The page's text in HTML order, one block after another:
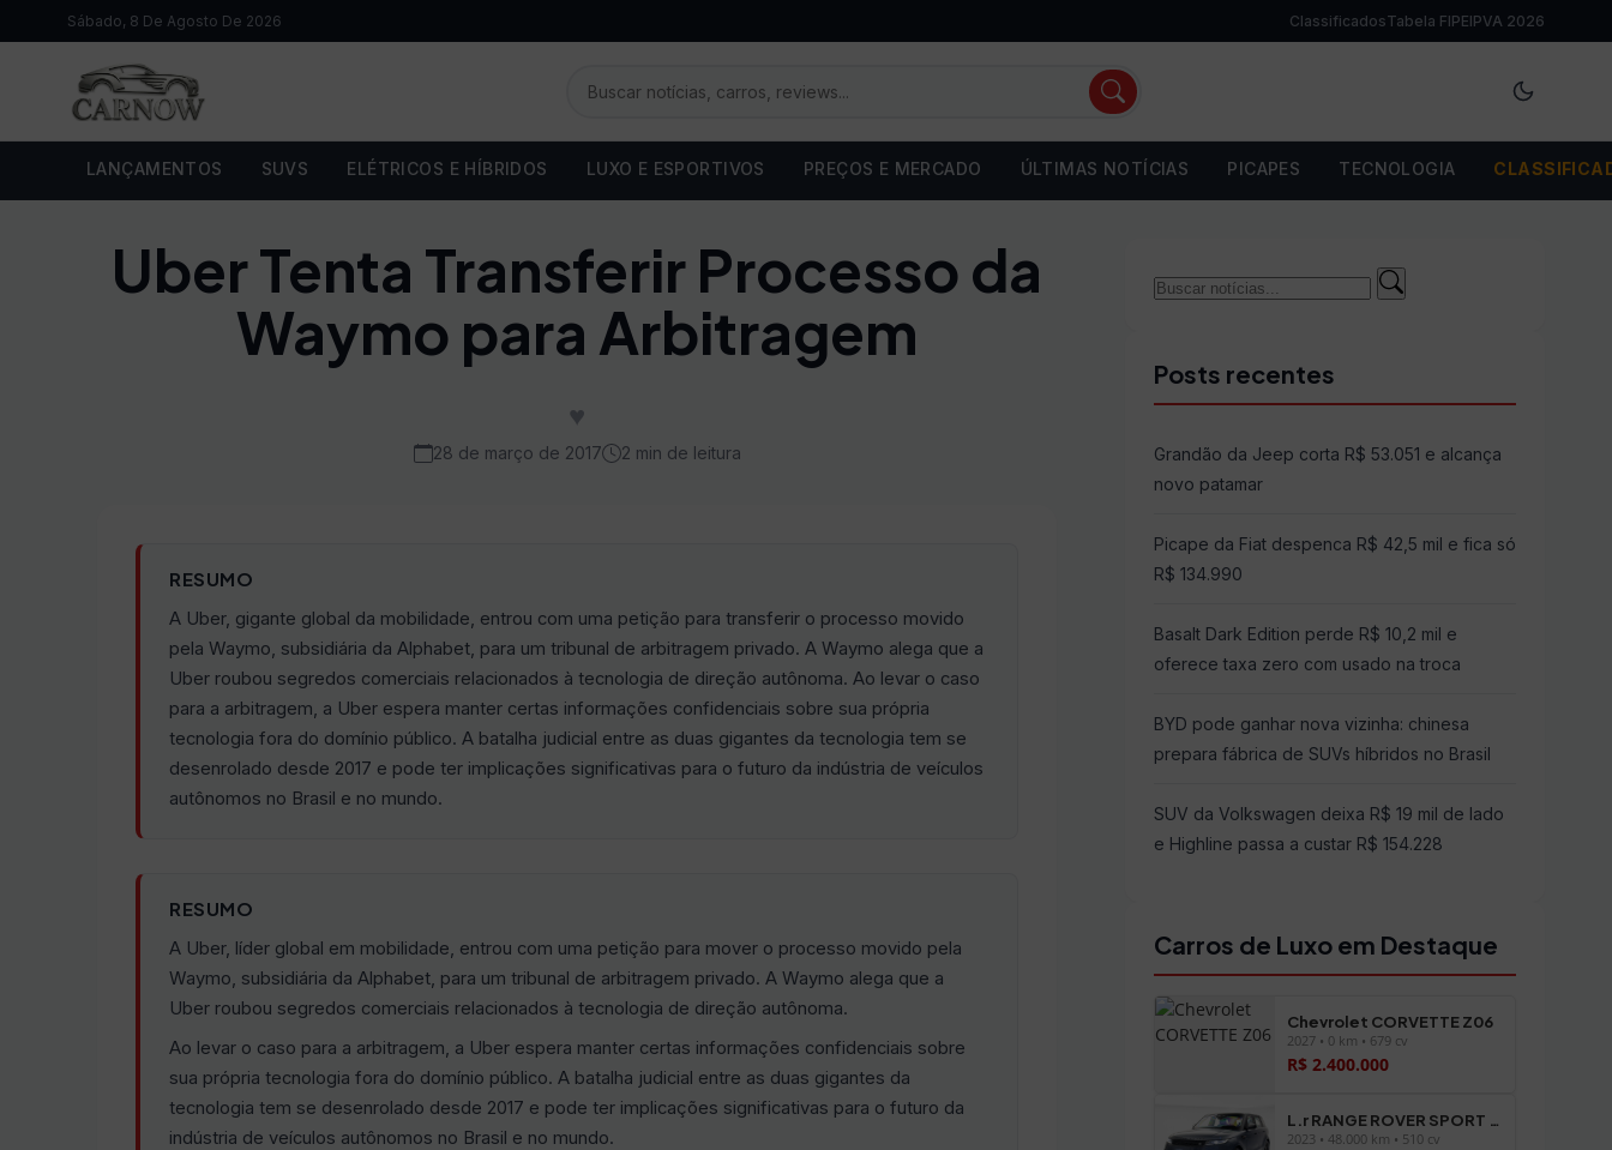
Sábado, 8 De Agosto De 2026 ClassificadosTabela FIPEIPVA 2026
LANÇAMENTOS SUVS ELÉTRICOS E HÍBRIDOS LUXO E ESPORTIVOS PREÇOS E MERCADO ÚLTIMAS NOTÍCIAS PICAPES TECNOLOGIA
Uber Tenta Transferir Processo da
Waymo para Arbitragem
♥
28 de março de 2017 2 min de leitura
RESUMO
A Uber, gigante global da mobilidade, entrou com uma petição para transferir o processo movido
pela Waymo, subsidiária da Alphabet, para um tribunal de arbitragem privado. A Waymo alega que a
Uber roubou segredos comerciais relacionados à tecnologia de direção autônoma. Ao levar o caso
para a arbitragem, a Uber espera manter certas informações confidenciais sobre sua própria
tecnologia fora do domínio público. A batalha judicial entre as duas gigantes da tecnologia tem se
desenrolado desde 2017 e pode ter implicações significativas para o futuro da indústria de veículos
autônomos no Brasil e no mundo.
RESUMO
A Uber, líder global em mobilidade, entrou com uma petição para mover o processo movido pela
Waymo, subsidiária da Alphabet, para um tribunal de arbitragem privado. A Waymo alega que a
Uber roubou segredos comerciais relacionados à tecnologia de direção autônoma.
Ao levar o caso para a arbitragem, a Uber espera manter certas informações confidenciais sobre
sua própria tecnologia fora do domínio público. A batalha judicial entre as duas gigantes da
tecnologia tem se desenrolado desde 2017 e pode ter implicações significativas para o futuro da
indústria de veículos autônomos no Brasil e no mundo.
Buscar
Buscar
Posts recentes
Grandão da Jeep corta R$ 53.051 e alcança
novo patamar
Picape da Fiat despenca R$ 42,5 mil e fica só
R$ 134.990
Basalt Dark Edition perde R$ 10,2 mil e
oferece taxa zero com usado na troca
BYD pode ganhar nova vizinha: chinesa
prepara fábrica de SUVs híbridos no Brasil
SUV da Volkswagen deixa R$ 19 mil de lado
e Highline passa a custar R$ 154.228
Carros de Luxo em Destaque
Chevrolet CORVETTE Z06
2027 • 0 km • 679 cv
R$ 2.400.000
L.r RANGE ROVER SPORT P510E FIRST EDITION
2023 • 48.000 km • 510 cv